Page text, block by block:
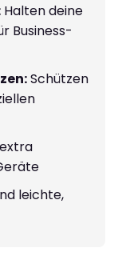
Halten deine
Business-
Schützen
leichte,